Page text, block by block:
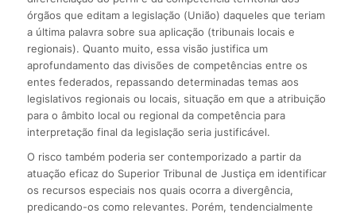
órgãos que editam a legislação (União) daqueles que teriam
a última palavra sobre sua aplicação (tribunais locais e
regionais). Quanto muito, essa visão justifica um
aprofundamento das divisões de competências entre os
entes federados, repassando determinadas temas aos
legislativos regionais ou locais, situação em que a atribuição
para o âmbito local ou regional da competência para
interpretação final da legislação seria justificável.
O risco também poderia ser contemporizado a partir da
atuação eficaz do Superior Tribunal de Justiça em identificar
os recursos especiais nos quais ocorra a divergência,
predicando-os como relevantes. Porém, tendencialmente